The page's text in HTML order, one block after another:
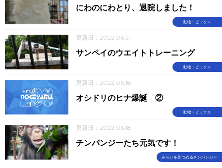
動物トピックス
にわのにわとり、退院しました！
更新日：2022.06.21
動物トピックス
サンペイのウエイトトレーニング
更新日：2022.06.18
動物トピックス
オシドリのヒナ爆誕 ②
更新日：2022.06.18
みらいを見つめるチンパンジー
チンパンジーたち元気です！